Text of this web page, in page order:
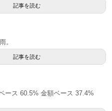
記事を読む
。
記事を読む
ース 60.5% 金額ベース 37.4%